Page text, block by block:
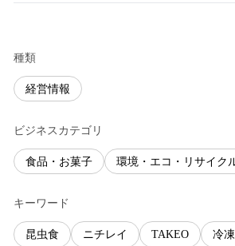
種類
経営情報
ビジネスカテゴリ
食品・お菓子 環境・エコ・リサイク
キーワード
昆虫食 ニチレイ TAKEO 冷